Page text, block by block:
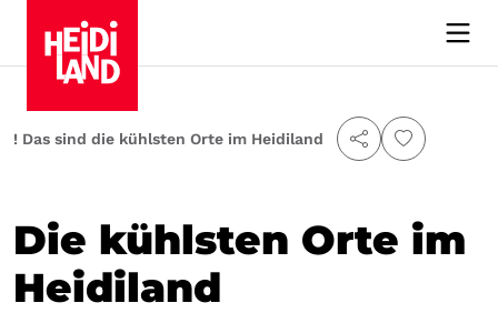
Das sind die kühlsten Orte im Heidiland
Die kühlsten Orte im
Heidiland